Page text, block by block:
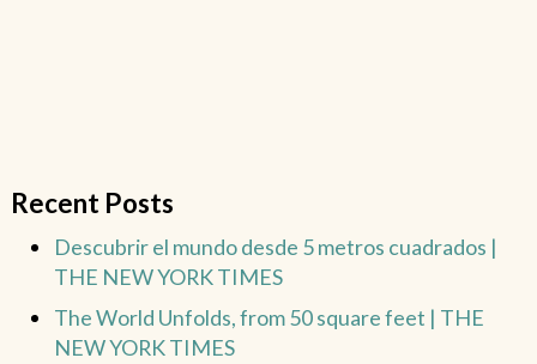
Recent Posts
Descubrir el mundo desde 5 metros cuadrados |
THE NEW YORK TIMES
The World Unfolds, from 50 square feet | THE
NEW YORK TIMES